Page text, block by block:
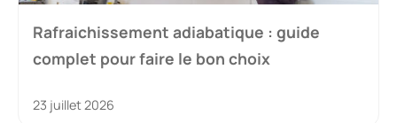
Rafraichissement adiabatique : guide
complet pour faire le bon choix
23 juillet 2026